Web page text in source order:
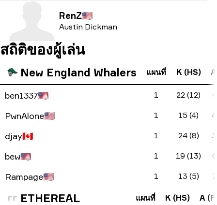
RenZ🇺🇸
Austin Dickman
สถิติของผู้เล่น
New England Whalers แผนที่ K (HS)
ben1337🇺🇸 1 22 (12)
PwnAlone🇺🇸 1 15 (4)
djay🇨🇦 1 24 (8)
bew🇺🇸 1 19 (13)
Rampage🇺🇸 1 13 (5)
ETHEREAL แผนที่ K (HS) A